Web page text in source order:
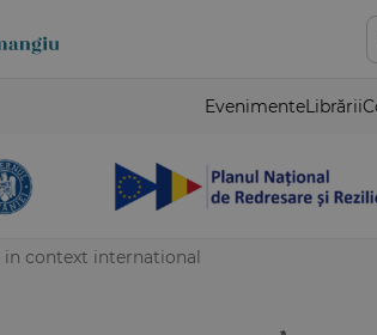
EvenimenteLibrării
in context international